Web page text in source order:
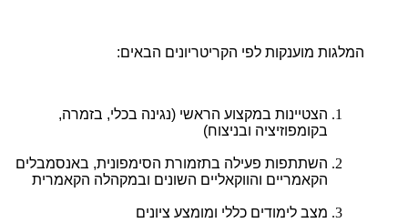
המלגות מוענקות לפי הקריטריונים הבאים:
הצטיינות במקצוע הראשי (נגינה בכלי, בזמרה,
בקומפוזיציה ובניצוח)
השתתפות פעילה בתזמורת הסימפונית, באנסמבלים
הקאמריים והווקאליים השונים ובמקהלה הקאמרית
מצב לימודים כללי ומומצע ציונים